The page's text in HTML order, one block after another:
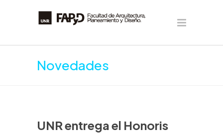
Novedades
UNR entrega el Honoris